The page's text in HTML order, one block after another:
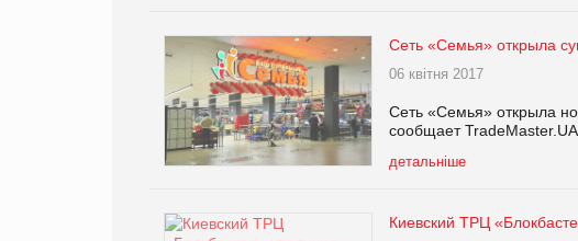
Сеть «Семья» открыла
06 квітня 2017
Сеть «Семья» открыла
сообщает
детальніше
Киевский ТРЦ